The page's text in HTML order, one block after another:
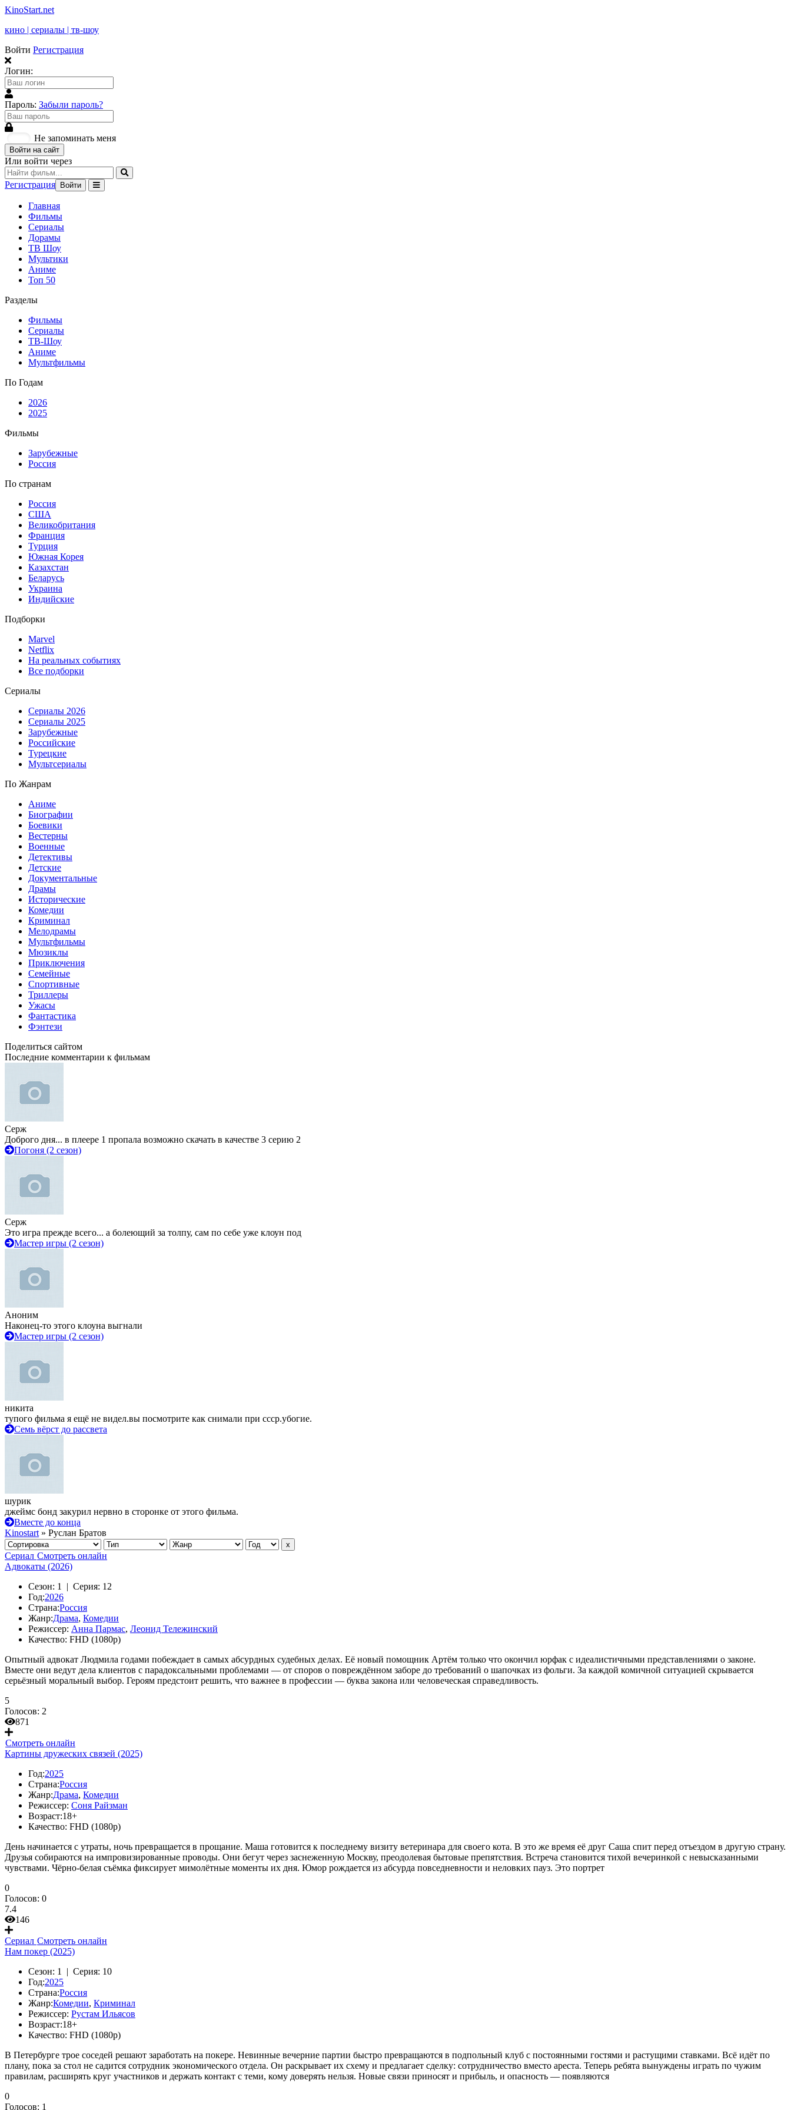
KinoStart.net
кино | сериалы | тв-шоу
Войти Регистрация
Логин:
Пароль: Забыли пароль?
Не запоминать меня
Войти на сайт
Или войти через
Регистрация Войти
Главная
Фильмы
Сериалы
Дорамы
ТВ Шоу
Мультики
Аниме
Топ 50
Разделы
Фильмы
Сериалы
ТВ-Шоу
Аниме
Мультфильмы
По Годам
2026
2025
Фильмы
Зарубежные
Россия
По странам
Россия
США
Великобритания
Франция
Турция
Южная Корея
Казахстан
Беларусь
Украина
Индийские
Подборки
Marvel
Netflix
На реальных событиях
Все подборки
Сериалы
Сериалы 2026
Сериалы 2025
Зарубежные
Российские
Турецкие
Мультсериалы
По Жанрам
Аниме
Биографии
Боевики
Вестерны
Военные
Детективы
Детские
Документальные
Драмы
Исторические
Комедии
Криминал
Мелодрамы
Мультфильмы
Мюзиклы
Приключения
Семейные
Спортивные
Триллеры
Ужасы
Фантастика
Фэнтези
Поделиться сайтом
Последние комментарии к фильмам
Серж
Доброго дня... в плеере 1 пропала возможно скачать в качестве 3 серию 2
Погоня (2 сезон)
Серж
Это игра прежде всего... а болеющий за толпу, сам по себе уже клоун под
Мастер игры (2 сезон)
Аноним
Наконец-то этого клоуна выгнали
Мастер игры (2 сезон)
никита
тупого фильма я ещё не видел.вы посмотрите как снимали при ссср.убогие.
Семь вёрст до рассвета
шурик
джеймс бонд закурил нервно в сторонке от этого фильма.
Вместе до конца
Kinostart » Руслан Братов
Сериал Смотреть онлайн
Адвокаты (2026)
Сезон: 1 | Серия: 12
Год:2026
Страна:Россия
Жанр:Драма, Комедии
Режиссер: Анна Пармас, Леонид Тележинский
Качество: FHD (1080p)
Опытный адвокат Людмила годами побеждает в самых абсурдных судебных делах. Её новый помощник Артём только что окончил юрфак с идеалистичными представлениями о законе.
Вместе они ведут дела клиентов с парадоксальными проблемами — от споров о повреждённом заборе до требований о шапочках из фольги. За каждой комичной ситуацией скрывается
серьёзный моральный выбор. Героям предстоит решить, что важнее в профессии — буква закона или человеческая справедливость.
5
Голосов: 2
871
Смотреть онлайн
Картины дружеских связей (2025)
Год:2025
Страна:Россия
Жанр:Драма, Комедии
Режиссер: Соня Райзман
Возраст:18+
Качество: FHD (1080p)
День начинается с утраты, ночь превращается в прощание. Маша готовится к последнему визиту ветеринара для своего кота. В это же время её друг Саша спит перед отъездом в другую страну.
Друзья собираются на импровизированные проводы. Они бегут через заснеженную Москву, преодолевая бытовые препятствия. Встреча становится тихой вечеринкой с невысказанными
чувствами. Чёрно-белая съёмка фиксирует мимолётные моменты их дня. Юмор рождается из абсурда повседневности и неловких пауз. Это портрет
0
Голосов: 0
7.4
146
Сериал Смотреть онлайн
Нам покер (2025)
Сезон: 1 | Серия: 10
Год:2025
Страна:Россия
Жанр:Комедии, Криминал
Режиссер: Рустам Ильясов
Возраст:18+
Качество: FHD (1080p)
В Петербурге трое соседей решают заработать на покере. Невинные вечерние партии быстро превращаются в подпольный клуб с постоянными гостями и растущими ставками. Всё идёт по
плану, пока за стол не садится сотрудник экономического отдела. Он раскрывает их схему и предлагает сделку: сотрудничество вместо ареста. Теперь ребята вынуждены играть по чужим
правилам, расширять круг участников и держать контакт с теми, кому доверять нельзя. Новые связи приносят и прибыль, и опасность — появляются
0
Голосов: 1